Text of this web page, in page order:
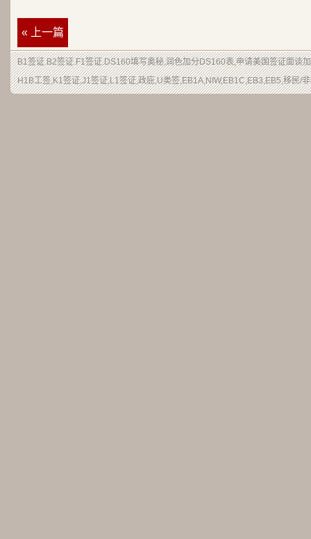
« 上一篇
B1签证.B2签证.F1签证.DS160填写奥秘,润色加分DS160表,申请美国签证面谈
H1B工签,K1签证,J1签证,L1签证,政庇,U类签,EB1A,NIW,EB1C,EB3,EB5,移民/